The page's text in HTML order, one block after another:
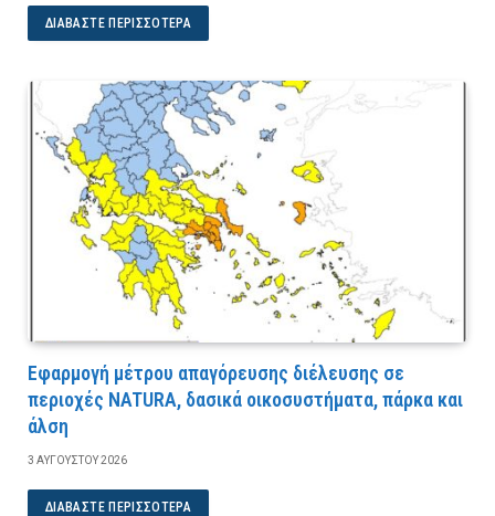
ΔΙΑΒΆΣΤΕ ΠΕΡΙΣΣΌΤΕΡΑ
Εφαρμογή μέτρου απαγόρευσης διέλευσης σε
περιοχές NATURA, δασικά οικοσυστήματα, πάρκα και
άλση
3 ΑΥΓΟΎΣΤΟΥ 2026
ΔΙΑΒΆΣΤΕ ΠΕΡΙΣΣΌΤΕΡΑ